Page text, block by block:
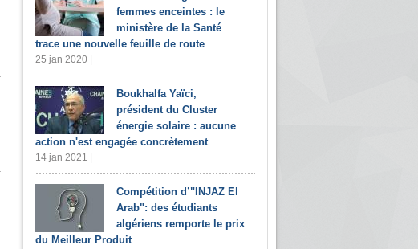
femmes enceintes : le
ministère de la Santé
trace une nouvelle feuille de route
25 jan 2020 |
Boukhalfa Yaïci,
président du Cluster
énergie solaire : aucune
action n'est engagée concrètement
14 jan 2021 |
Compétition d’"INJAZ El
Arab": des étudiants
algériens remporte le prix
du Meilleur Produit